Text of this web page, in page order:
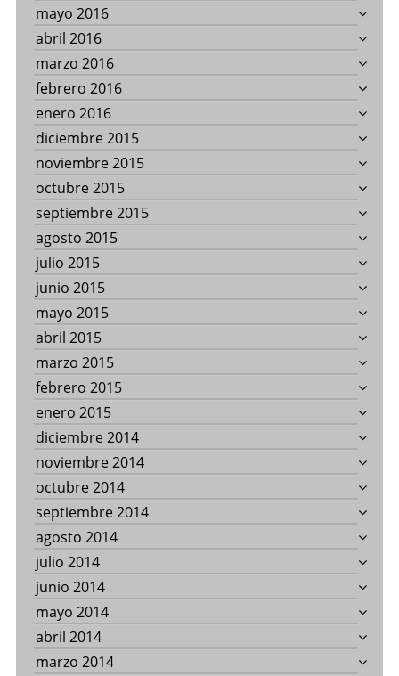
mayo 2016
abril 2016
marzo 2016
febrero 2016
enero 2016
diciembre 2015
noviembre 2015
octubre 2015
septiembre 2015
agosto 2015
julio 2015
junio 2015
mayo 2015
abril 2015
marzo 2015
febrero 2015
enero 2015
diciembre 2014
noviembre 2014
octubre 2014
septiembre 2014
agosto 2014
julio 2014
junio 2014
mayo 2014
abril 2014
marzo 2014